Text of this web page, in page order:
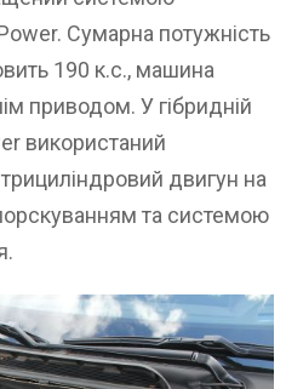
Сумарна потужність
190 к.с., машина
приводом. У гібридній
використаний
двигун на
та системою